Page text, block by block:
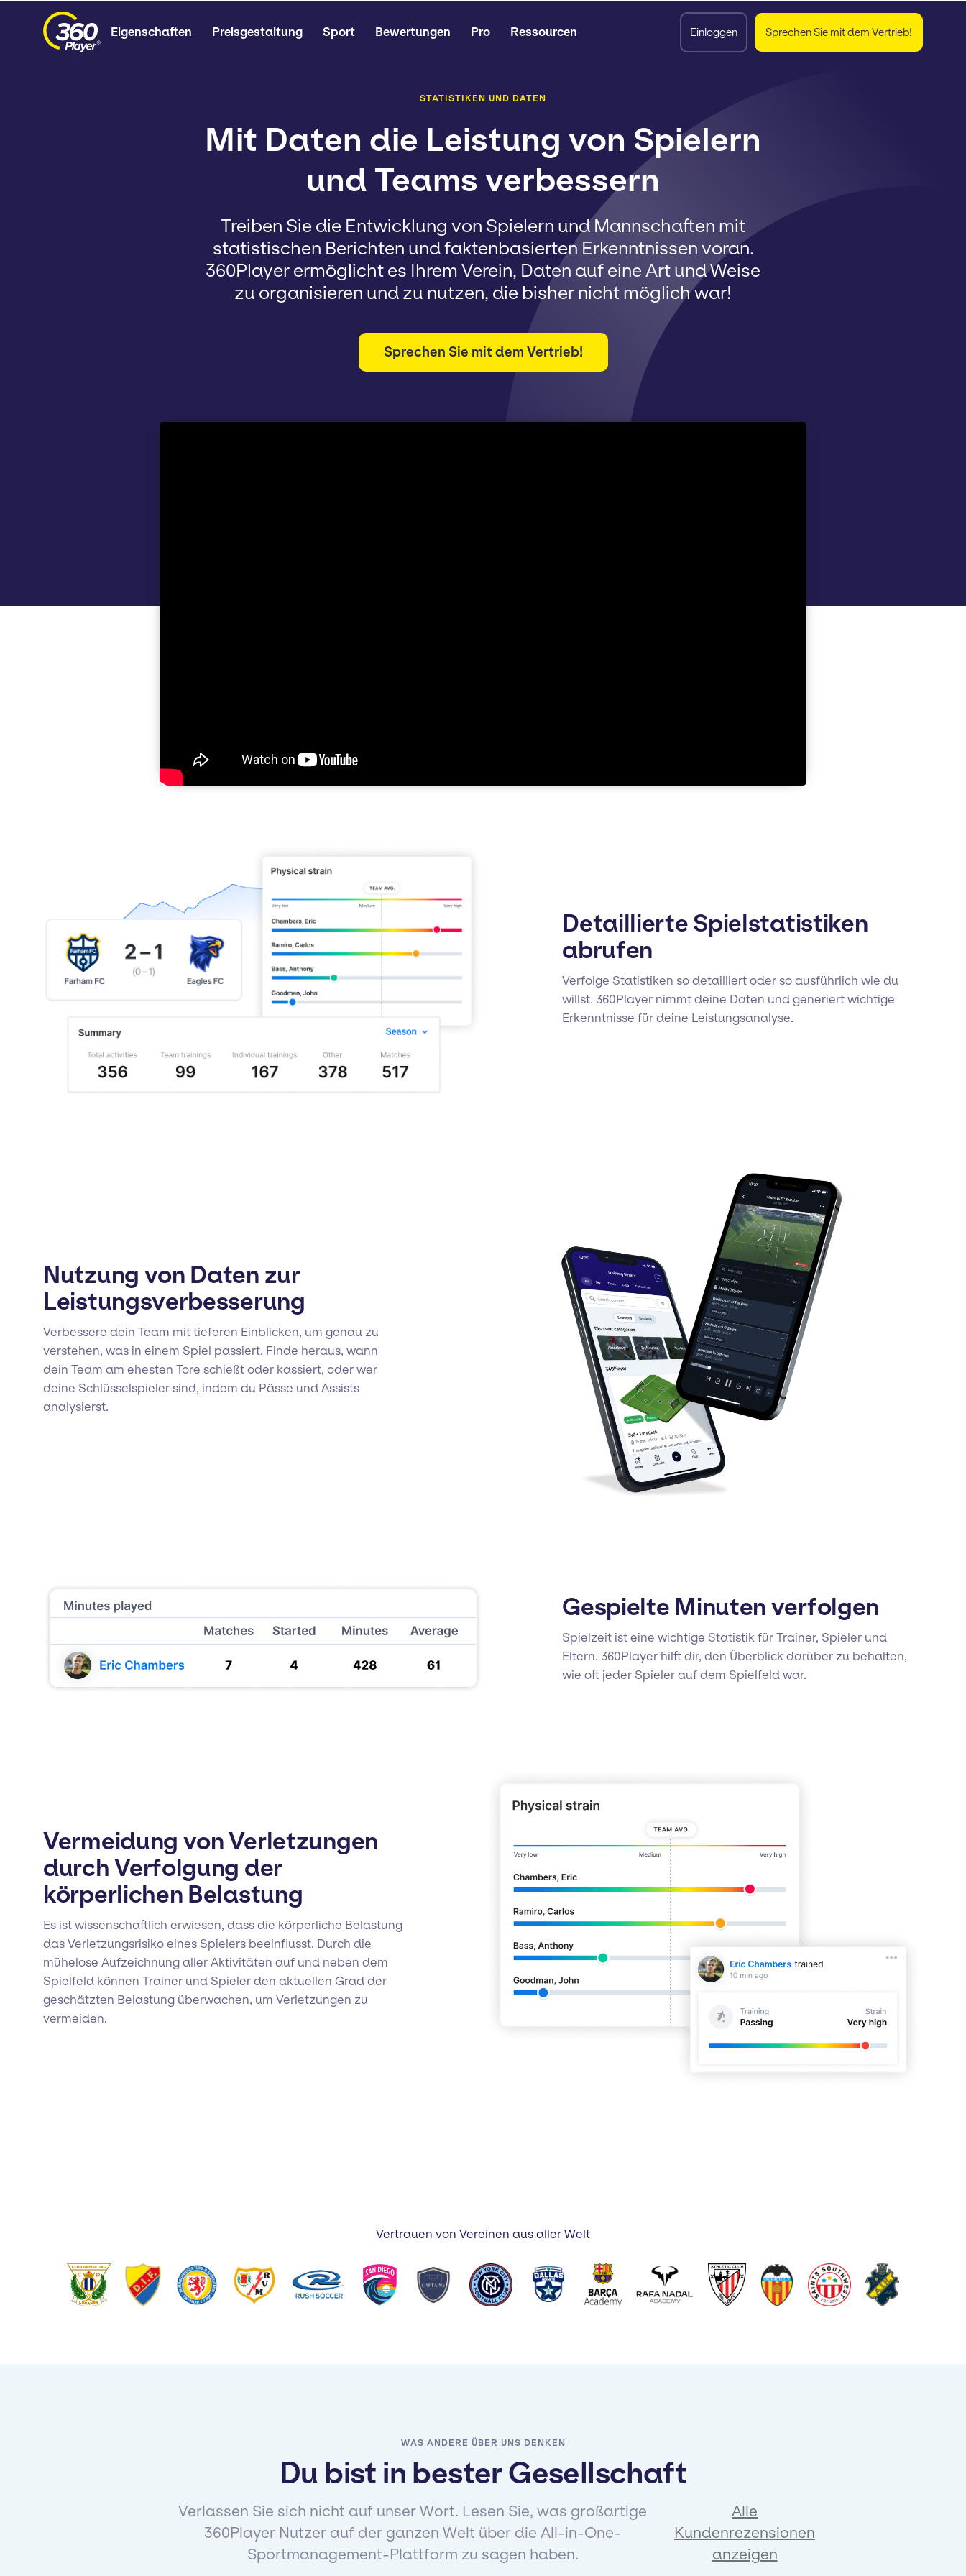
Eigenschaften Preisgestaltung Sport Bewertungen Pro Ressourcen Einloggen Sprechen Sie mit dem Vertrieb!
STATISTIKEN UND DATEN
Mit Daten die Leistung von Spielern
und Teams verbessern
Treiben Sie die Entwicklung von Spielern und Mannschaften mit
statistischen Berichten und faktenbasierten Erkenntnissen voran.
360Player ermöglicht es Ihrem Verein, Daten auf eine Art und Weise
zu organisieren und zu nutzen, die bisher nicht möglich war!
Sprechen Sie mit dem Vertrieb!
Detaillierte Spielstatistiken
abrufen
Verfolge Statistiken so detailliert oder so ausführlich wie du
willst. 360Player nimmt deine Daten und generiert wichtige
Erkenntnisse für deine Leistungsanalyse.
Nutzung von Daten zur
Leistungsverbesserung
Verbessere dein Team mit tieferen Einblicken, um genau zu
verstehen, was in einem Spiel passiert. Finde heraus, wann
dein Team am ehesten Tore schießt oder kassiert, oder wer
deine Schlüsselspieler sind, indem du Pässe und Assists
analysierst.
Gespielte Minuten verfolgen
Spielzeit ist eine wichtige Statistik für Trainer, Spieler und
Eltern. 360Player hilft dir, den Überblick darüber zu behalten,
wie oft jeder Spieler auf dem Spielfeld war.
Vermeidung von Verletzungen
durch Verfolgung der
körperlichen Belastung
Es ist wissenschaftlich erwiesen, dass die körperliche Belastung
das Verletzungsrisiko eines Spielers beeinflusst. Durch die
mühelose Aufzeichnung aller Aktivitäten auf und neben dem
Spielfeld können Trainer und Spieler den aktuellen Grad der
geschätzten Belastung überwachen, um Verletzungen zu
vermeiden.
Vertrauen von Vereinen aus aller Welt
WAS ANDERE ÜBER UNS DENKEN
Du bist in bester Gesellschaft
Verlassen Sie sich nicht auf unser Wort. Lesen Sie, was großartige
360Player Nutzer auf der ganzen Welt über die All-in-One-
Sportmanagement-Plattform zu sagen haben.
Alle
Kundenrezensionen
anzeigen